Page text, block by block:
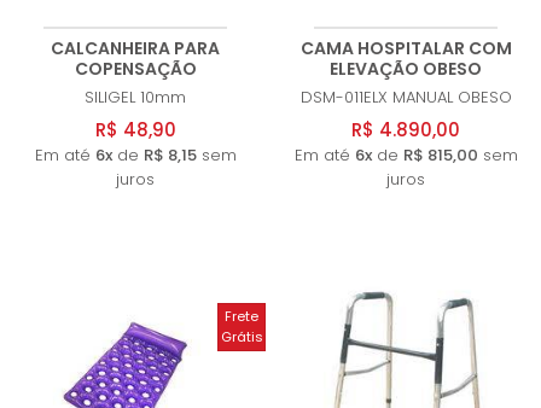
CALCANHEIRA PARA
COPENSAÇÃO
SILIGEL 10mm
R$ 48,90
Em até 6xde R$ 8,15sem
juros
CAMA HOSPITALAR COM
ELEVAÇÃO OBESO
DSM-011ELX MANUAL OBESO
R$ 4.890,00
Em até 6xde R$ 815,00 sem
juros
Frete
Grátis